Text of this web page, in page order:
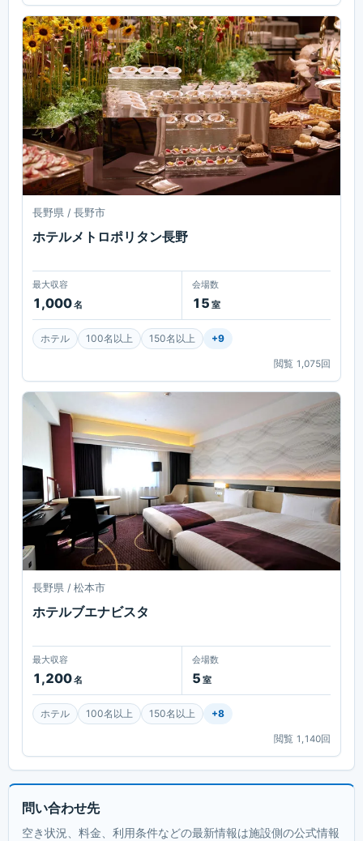
長野県 / 長野市
ホテルメトロポリタン長野
最大収容
1,000名
会場数
15 室
ホテル 100名以上 150名以上 +9
閲覧 1,075回
長野県 / 松本市
ホテルブエナビスタ
最大収容
1,200名
会場数
5 室
ホテル 100名以上 150名以上 +8
閲覧 1,140回
問い合わせ先
空き状況、料金、利用条件などの最新情報は施設側の公式情報